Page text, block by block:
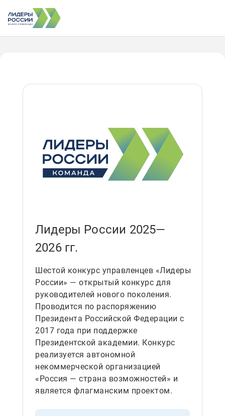
Лидеры России 2025—
2026 гг.
Шестой конкурс управленцев «Лидеры
России» — открытый конкурс для
руководителей нового поколения.
Проводится по распоряжению
Президента Российской Федерации с
2017 года при поддержке
Президентской академии. Конкурс
реализуется автономной
некоммерческой организацией
«Россия — страна возможностей» и
является флагманским проектом.